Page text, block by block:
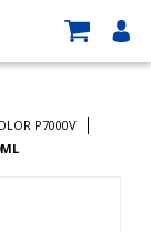
P7000V